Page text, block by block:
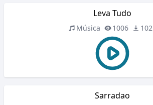
Leva Tudo
Música 1006 102
Sarradao